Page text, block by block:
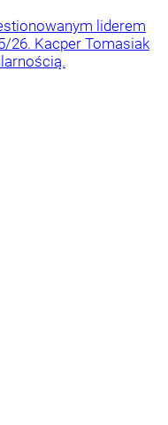
liderem
26. Kacper Tomasiak